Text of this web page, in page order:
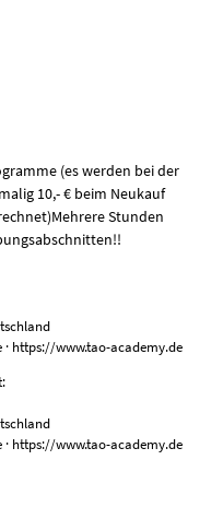
(es werden bei der
10,- € beim Neukauf
Stunden
· https://www.tao-academy.de
· https://www.tao-academy.de